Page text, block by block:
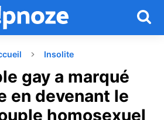
Insolite
gay a marqué
en devenant le
homosexuel